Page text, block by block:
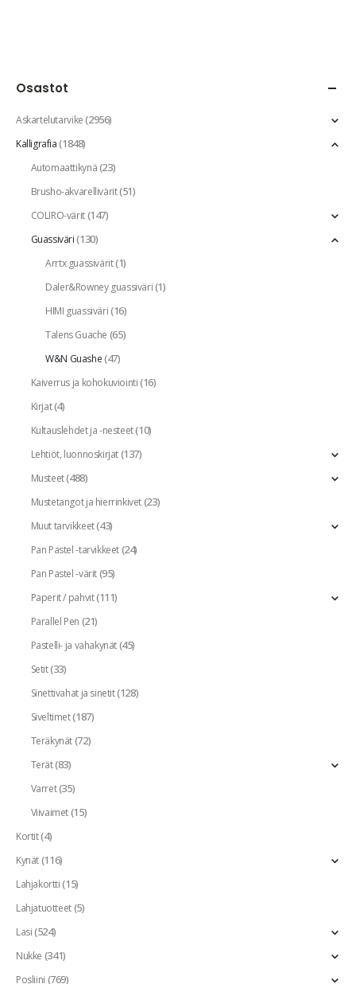
Osastot
Askartelutarvike(2956)
Kalligrafia(1848)
Automaattikynä(23)
Brusho-akvarellivärit(51)
COLIRO-värit(147)
Guassiväri(130)
Arrtx guassivärit(1)
Daler&Rowney guassiväri(1)
HIMI guassiväri(16)
Talens Guache (65)
W&N Guashe(47)
Kaiverrus ja kohokuviointi(16)
Kirjat(4)
Kultauslehdet ja -nesteet(10)
Lehtiöt, luonnoskirjat(137)
Musteet(488)
Mustetangot ja hierrinkivet(23)
Muut tarvikkeet(43)
Pan Pastel -tarvikkeet(24)
Pan Pastel -värit(95)
Paperit / pahvit(111)
Parallel Pen (21)
Pastelli- ja vahakynät(45)
Setit(33)
Sinettivahat ja sinetit(128)
Siveltimet(187)
Teräkynät(72)
Terät(83)
Varret(35)
Viivaimet(15)
Kortit(4)
Kynät(116)
Lahjakortti(15)
Lahjatuotteet(5)
Lasi(524)
Nukke (341)
Posliini (769)